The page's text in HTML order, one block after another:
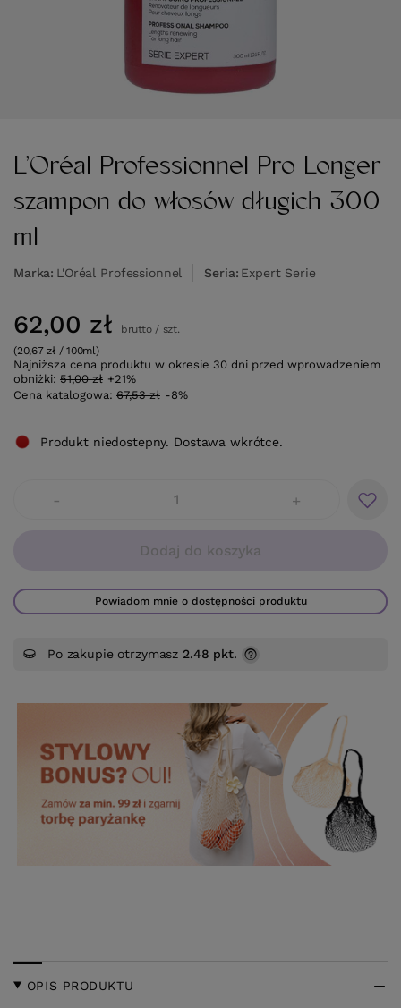
L’Oréal Professionnel Pro Longer
szampon do włosów długich 300
ml
Marka L'Oréal Professionnel Seria Expert Serie
62,00 zł brutto/ szt.
(20,67 zł / 100ml)
Najniższa cena produktu w okresie 30 dni przed wprowadzeniem
obniżki: 51,00 zł +21%
Cena katalogowa: 67,53 zł -8%
- +
Dodaj do koszyka
Powiadom mnie o dostępności produktu
Produkt niedostepny. Dostawa wkrótce.
Po zakupie otrzymasz 2.48 pkt.
OPIS PRODUKTU